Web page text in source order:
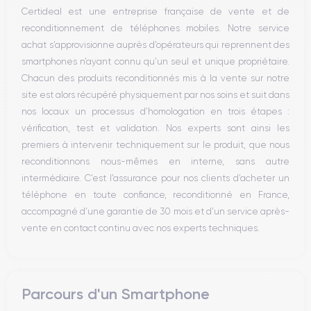
Bouton Home
Bluetooth
WiFi
Réseau
Vibreur
Prise USB
Certideal est une entreprise française de vente et de
reconditionnement de téléphones mobiles. Notre service
achat s’approvisionne auprès d’opérateurs qui reprennent des
smartphones n’ayant connu qu’un seul et unique propriétaire.
Chacun des produits reconditionnés mis à la vente sur notre
site est alors récupéré physiquement par nos soins et suit dans
nos locaux un processus d’homologation en trois étapes :
vérification, test et validation. Nos experts sont ainsi les
premiers à intervenir techniquement sur le produit, que nous
reconditionnons nous-mêmes en interne, sans autre
intermédiaire. C’est l’assurance pour nos clients d’acheter un
téléphone en toute confiance, reconditionné en France,
accompagné d’une garantie de 30 mois et d’un service après-
vente en contact continu avec nos experts techniques.
Parcours d'un Smartphone